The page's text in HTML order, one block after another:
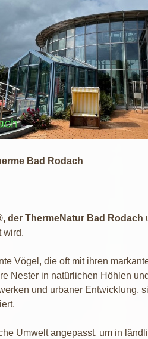
Bad Rodach
der ThermeNatur Bad Rodach
wird.
Vögel, die oft mit ihren
Nester in natürlichen Höhlen
und urbaner Entwicklung,
Umwelt angepasst, um in